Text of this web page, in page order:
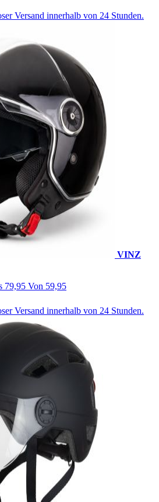
Versand innerhalb von 24 Stunden.
VINZ
79,95 Von 59,95
Versand innerhalb von 24 Stunden.